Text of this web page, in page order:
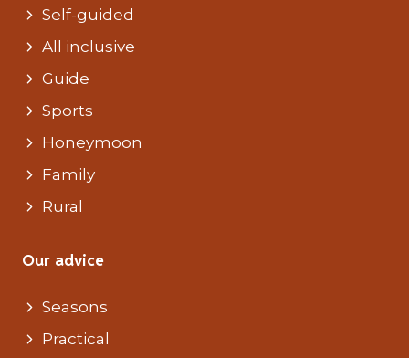
Self-guided
All inclusive
Guide
Sports
Honeymoon
Family
Rural
Our advice
Seasons
Practical